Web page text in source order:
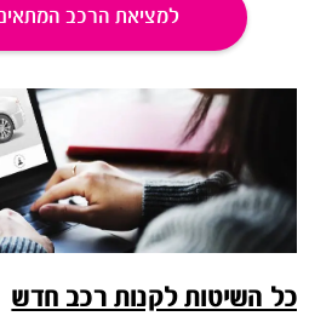
למציאת הרכב
כל השיטות לקנות רכב חדש